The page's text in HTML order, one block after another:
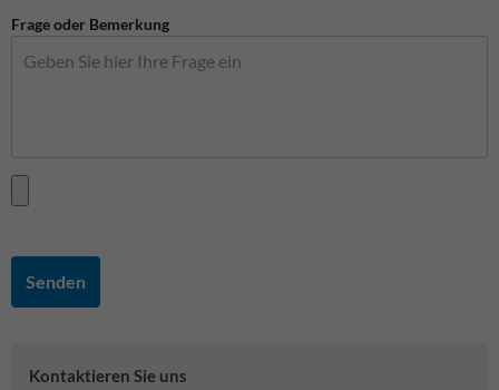
Frage oder Bemerkung
Senden
Kontaktieren Sie uns